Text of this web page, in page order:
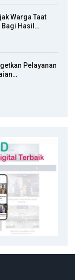
Warga Taat
Bagi Hasil…
Pelayanan